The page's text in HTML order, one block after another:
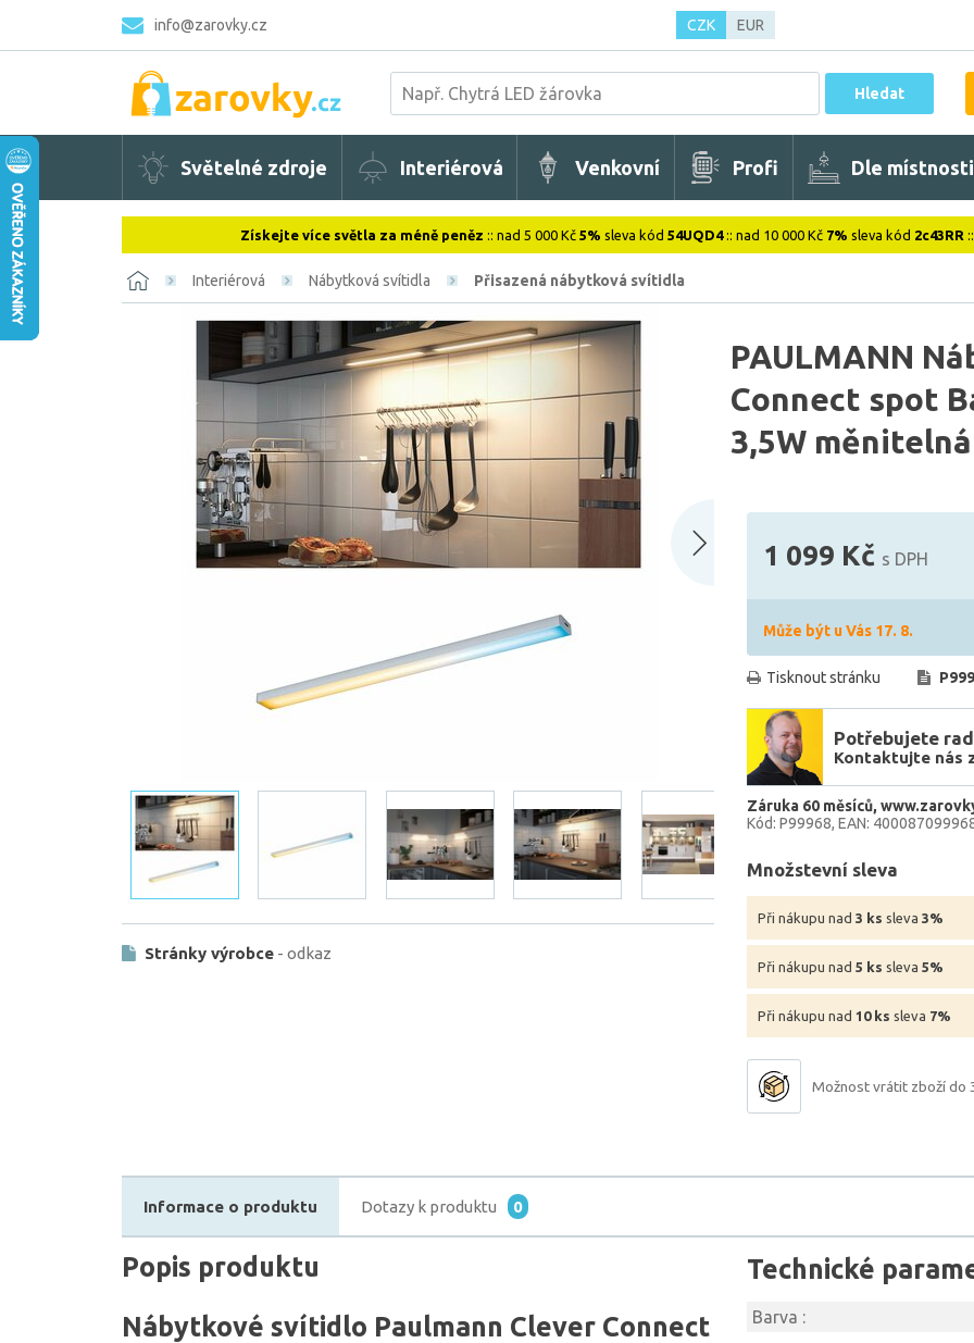
info@zarovky.cz CZK EUR
Hledat
Světelné zdroje Interiérová Venkovní Profi Dle místnosti
Získejte více světla za méně peněz :: nad 5 000 Kč 5% sleva kód 54UQD4:: nad 10 000 Kč 7% sleva kód 2c43RR
Interiérová Nábytková svítidla Přisazená nábytková svítidla
PAULMANN
Connect spot
3,5W
Stránky výrobce - odkaz
1 099 Kč s DPH
Může být u Vás 17. 8.
Tisknout stránku
Potřebujete
Kontaktujte nás
Záruka 60 měsíců
Kód: P99968 EAN:
Množstevní sleva
Při nákupu nad 3 ks sleva 3%
Při nákupu nad 5 ks sleva 5%
Při nákupu nad 10 ks sleva 7%
Možnost vrátit zboží do
Informace o produktu Dotazy k produktu 0
Popis produktu
Nábytkové svítidlo Paulmann Clever Connect
Technické
Barva :